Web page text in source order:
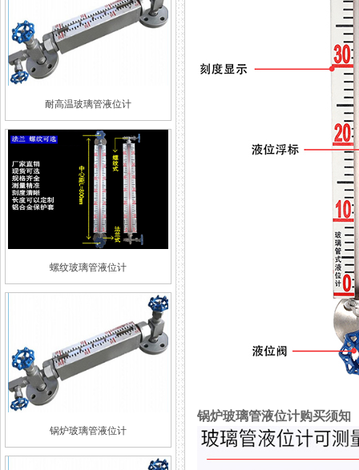
耐高温玻璃管液位计
螺纹玻璃管液位计
锅炉玻璃管液位计
锅炉玻璃管液位计购买须知